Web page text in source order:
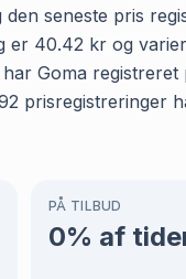
seneste pris
er 40.42 kr og
Goma
prisregistreringer
PÅ TILBUD
0% af